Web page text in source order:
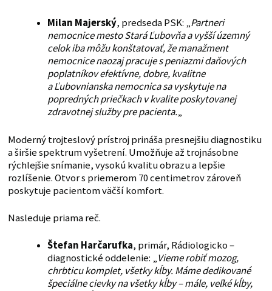
Milan Majerský, predseda PSK: „Partneri
nemocnice mesto Stará Ľubovňa a vyšší územný
celok iba môžu konštatovať, že manažment
nemocnice naozaj pracuje s peniazmi daňových
poplatníkov efektívne, dobre, kvalitne
a Ľubovnianska nemocnica sa vyskytuje na
popredných priečkach v kvalite poskytovanej
zdravotnej služby pre pacienta.„
Moderný trojteslový prístroj prináša presnejšiu diagnostiku
a širšie spektrum vyšetrení. Umožňuje až trojnásobne
rýchlejšie snímanie, vysokú kvalitu obrazu a lepšie
rozlíšenie. Otvor s priemerom 70 centimetrov zároveň
poskytuje pacientom väčší komfort.
Nasleduje priama reč.
Štefan Harčarufka, primár, Rádiologicko –
diagnostické oddelenie: „Vieme robiť mozog,
chrbticu komplet, všetky kĺby. Máme dedikované
špeciálne cievky na všetky kĺby – mále, veľké kĺby,